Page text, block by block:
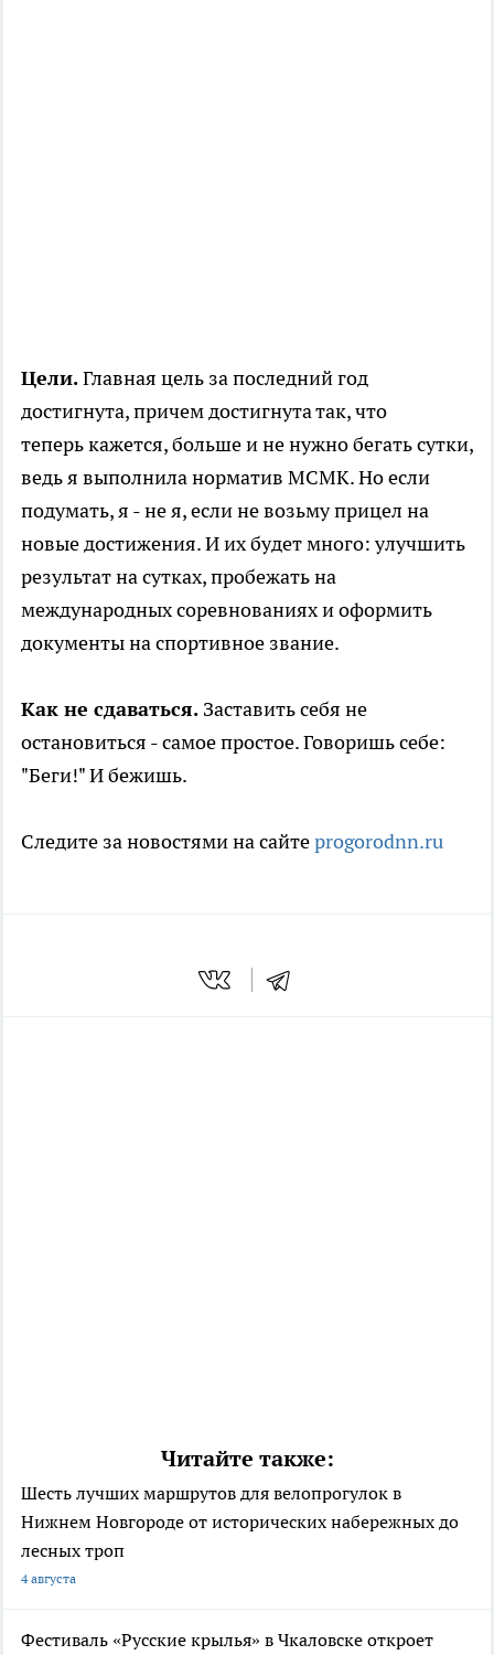
Цели.Главная цель за последний год
достигнута, причем достигнута так, что
теперь кажется, больше и не нужно бегать сутки,
ведь я выполнила норматив МСМК. Но если
подумать, я - не я, если не возьму прицел на
новые достижения. И их будет много: улучшить
результат на сутках, пробежать на
международных соревнованиях и оформить
документы на спортивное звание.
Как не сдаваться. Заставить себя не
остановиться - самое простое. Говоришь себе:
"Беги!" И бежишь.
Следите за новостями на сайтеprogorodnn.ru
Читайте также:
Шесть лучших маршрутов для велопрогулок в
Нижнем Новгороде от исторических набережных до
лесных троп
4 августа
Фестиваль «Русские крылья» в Чкаловске откроет